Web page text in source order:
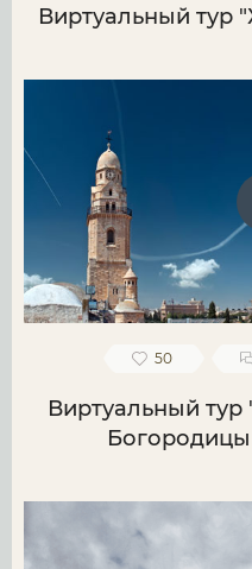
Виртуальный тур
50
Виртуальный